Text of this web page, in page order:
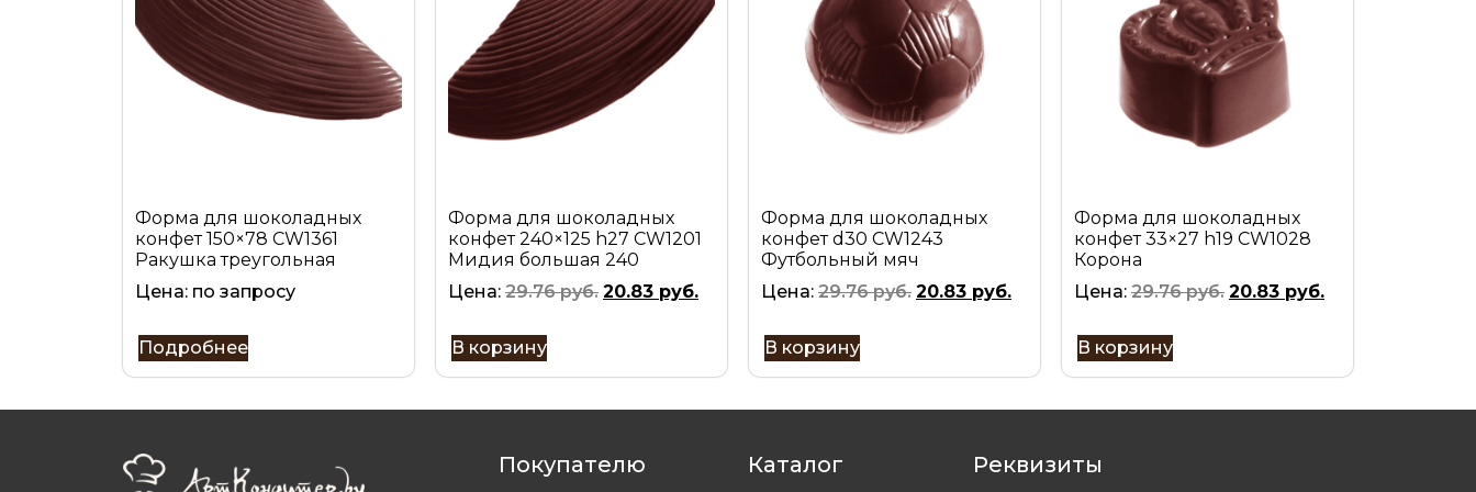
Форма для шоколадных
конфет 150×78 CW1361
Ракушка треугольная
Цена: по запросу
Подробнее
Форма для шоколадных
конфет 240×125 h27 CW1201
Мидия большая 240
Цена: 29.76руб. 20.83 руб.
В корзину
Форма для шоколадных
конфет d30 CW1243
Футбольный мяч
Цена: 29.76руб. 20.83 руб.
В корзину
Форма для шоколадных
конфет 33×27 h19 CW1028
Корона
Цена: 29.76руб. 20.83 руб.
В корзину
Покупателю Каталог Реквизиты